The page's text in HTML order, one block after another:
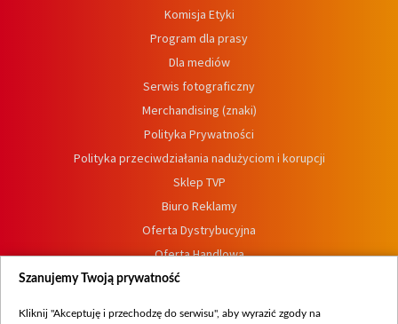
Komisja Etyki
Program dla prasy
Dla mediów
Serwis fotograficzny
Merchandising (znaki)
Polityka Prywatności
Polityka przeciwdziałania nadużyciom i korupcji
Sklep TVP
Biuro Reklamy
Oferta Dystrybucyjna
Oferta Handlowa
Dostępność
Szanujemy Twoją prywatność
Kliknij "Akceptuję i przechodzę do serwisu", aby wyrazić zgody na